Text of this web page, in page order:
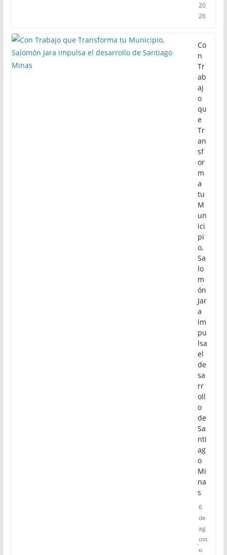
20
26
Co
n
Tr
ab
aj
o
qu
e
Tr
an
sf
or
m
a
tu
M
un
ici
pi
o,
Sa
lo
m
ón
Jar
a
im
pu
lsa
el
de
sa
rr
oll
o
de
Sa
nti
ag
o
Mi
na
s
6
de
ag
ost
o